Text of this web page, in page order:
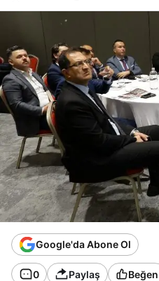
Google'da Abone Ol
0 Paylaş Beğen